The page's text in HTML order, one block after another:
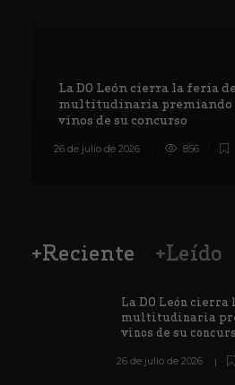
La DO León cierra la feria
multitudinaria premiando
vinos de su concurso
26 de julio de 2026 856
+Reciente +Leído
La DO León
multitudinaria
vinos de su
26 de julio de 2026